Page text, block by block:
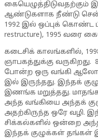
கையெழுத்திடுவதற்கும்
ஆண்டுகளாக நீண்டு
1992 இல் ஒப்புக் கொண்ட
restructure), 1995 வரை
கடைசிக் காலங்களில்,
ஞாபகத்துக்கு
போன்ற ஒரு வங்கி
இல் இருந்தது. இந்தக்
இணங்க மறுத்தது.
அந்த வங்கியை அந்தக்
அதற்கிருந்த ஒரே வழி.
சிக்கல்களில் ஒன்றை அந்த
இந்தக் குழுக்கள் தங்கள்